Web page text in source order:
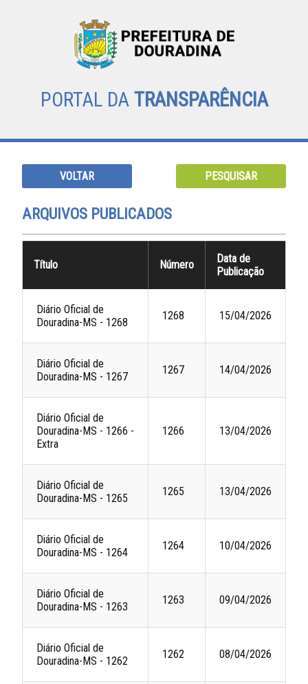
PORTAL DA TRANSPARÊNCIA
VOLTAR PESQUISAR
ARQUIVOS PUBLICADOS
Título Número
Data de
Publicação
Diário Oficial de
Douradina-MS - 1268
1268 15/04/2026
Diário Oficial de
Douradina-MS - 1267
1267 14/04/2026
Diário Oficial de
Douradina-MS - 1266 -
Extra
1266 13/04/2026
Diário Oficial de
Douradina-MS - 1265
1265 13/04/2026
Diário Oficial de
Douradina-MS - 1264
1264 10/04/2026
Diário Oficial de
Douradina-MS - 1263
1263 09/04/2026
Diário Oficial de
Douradina-MS - 1262
1262 08/04/2026